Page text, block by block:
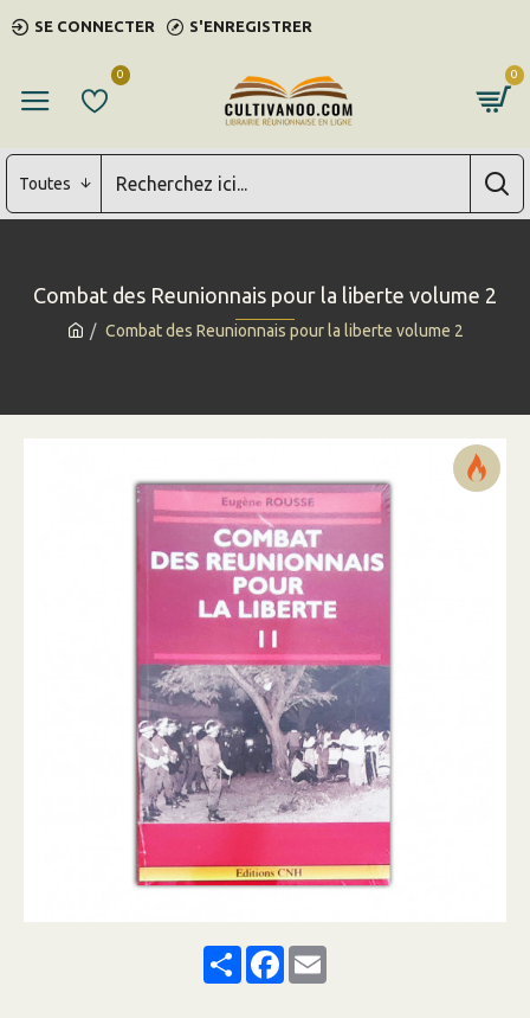
SE CONNECTER S'ENREGISTRER
0 0
Toutes
Combat des Reunionnais pour la liberte volume 2
Combat des Reunionnais pour la liberte volume 2
ShareFacebook
Email